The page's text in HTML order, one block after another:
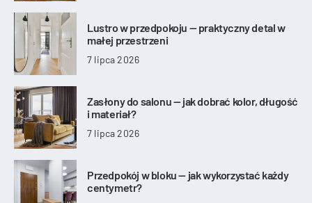
Lustro w przedpokoju — praktyczny detal w
małej przestrzeni
7 lipca 2026
Zasłony do salonu — jak dobrać kolor, długość
i materiał?
7 lipca 2026
Przedpokój w bloku — jak wykorzystać każdy
centymetr?